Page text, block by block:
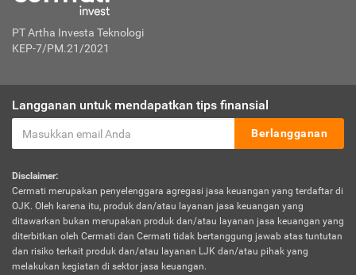
PT Artha Investa Teknologi
KEP-7/PM.21/2021
Langganan untuk mendapatkan tips finansial
Berlangganan
Disclaimer:
Cermati merupakan penyelenggara agregasi jasa keuangan yang terdaftar di
OJK. Oleh karena itu, produk dan/atau layanan jasa keuangan yang
ditawarkan bukan merupakan produk dan/atau layanan jasa keuangan yang
diterbitkan oleh Cermati dan Cermati tidak bertanggung jawab atas tuntutan
dan risiko terkait produk dan/atau layanan LJK dan/atau pihak yang
melakukan kegiatan di sektor jasa keuangan.